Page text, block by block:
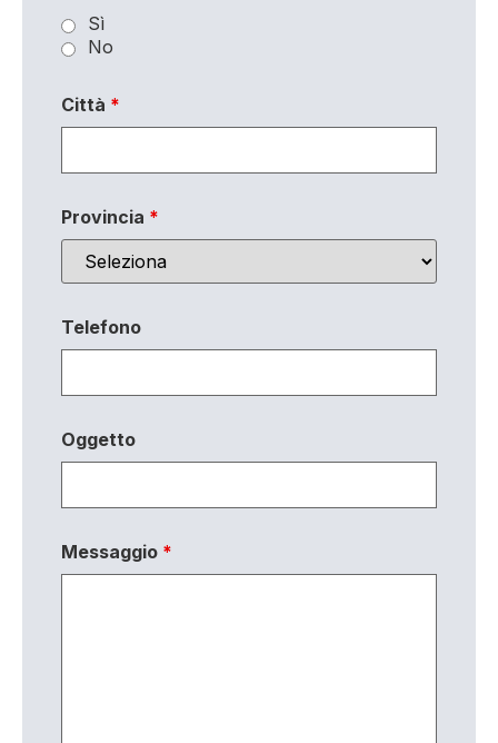
Sì
No
Città *
Provincia *
Telefono
Oggetto
Messaggio *